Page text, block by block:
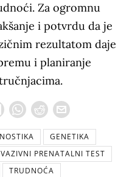
Za ogromnu
i potvrdu da je
rezultatom daje
i planiranje
GENETIKA
PRENATALNI TEST
TRUDNOĆA